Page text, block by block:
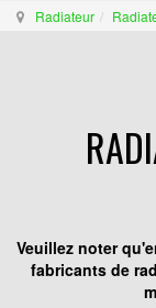
Radiateur
Veuillez noter
fabricants de